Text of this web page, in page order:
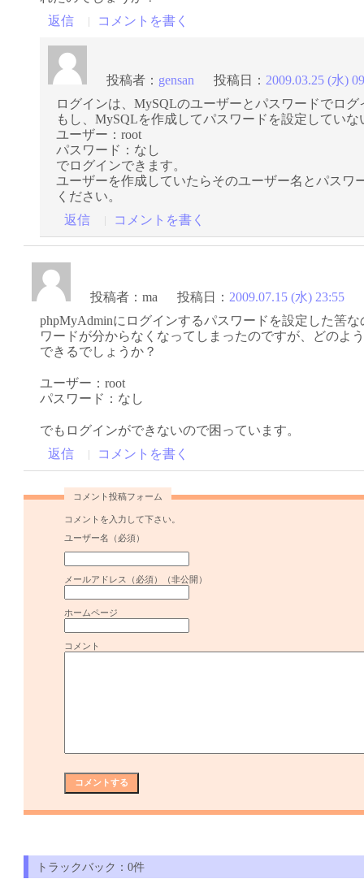
返信
コメントを書く
投稿者： gensan 投稿日：2009.03.25 (水)
ログインは、MySQLのユーザーとパスワードでロ
もし、MySQLを作成してパスワードを設定してい
ユーザー：root
パスワード：なし
でログインできます。
ユーザーを作成していたらそのユーザー名とパスワ
ください。
返信
コメントを書く
投稿者：ma 投稿日：2009.07.15 (水) 23:55
phpMyAdminにログインするパスワードを設定した筈
ワードが分からなくなってしまったのですが、どのよ
できるでしょうか？
ユーザー：root
パスワード：なし
でもログインができないので困っています。
返信
コメントを書く
コメント投稿フォーム
コメントを入力して下さい。
ユーザー名（必須）
メールアドレス（必須）（非公開）
ホームページ
コメント
トラックバック：0件